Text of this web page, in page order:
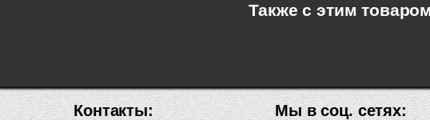
Также с этим
Мы в соц. сетях:
Контакты: